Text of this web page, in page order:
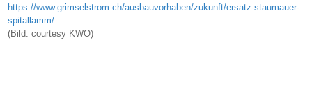
https://www.grimselstrom.ch/ausbauvorhaben/zukunft/ersatz-staumauer-
spitallamm/
(Bild: courtesy KWO)